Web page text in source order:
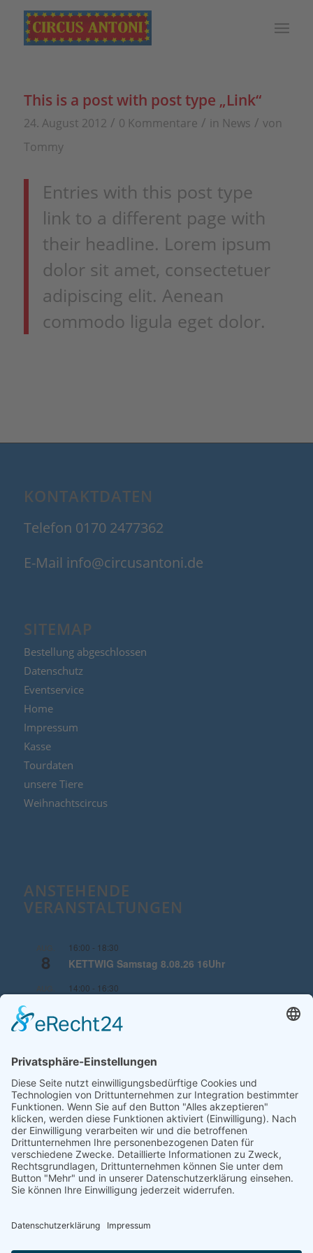
This is a post with post type „Link“
24. August 2012 / 0 Kommentare / in News / von
Tommy
Entries with this post type
link to a different page with
their headline. Lorem ipsum
dolor sit amet, consectetuer
adipiscing elit. Aenean
commodo ligula eget dolor.
KONTAKTDATEN
Telefon 0170 2477362
E-Mail info@circusantoni.de
SITEMAP
Bestellung abgeschlossen
Datenschutz
Eventservice
Home
Impressum
Kasse
Tourdaten
unsere Tiere
Weihnachtscircus
ANSTEHENDE
VERANSTALTUNGEN
AUG.
8
16:00 - 18:30
KETTWIG Samstag 8.08.26 16Uhr
AUG.
9
14:00 - 16:30
AUG. 16:00-18:30
16Uhr
Kalender anzeigen
WICHTIGE INFORMATIONEN
Datenschutz